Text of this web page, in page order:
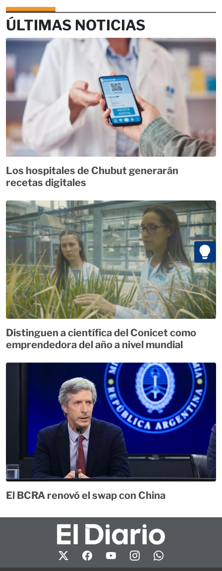
ÚLTIMAS NOTICIAS
Los hospitales de Chubut generarán
recetas digitales
Distinguen a científica del Conicet como
emprendedora del año a nivel mundial
El BCRA renovó el swap con China